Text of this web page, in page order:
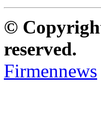
©
reserved.
Firmennews